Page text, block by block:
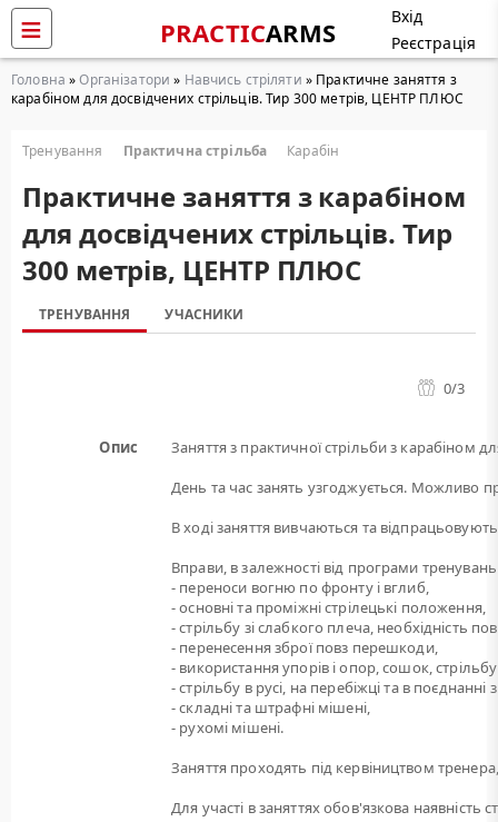
PRACTICARMS
Вхід
Реєстрація
Головна »Організатори » Навчись стріляти » Практичне заняття з
карабіном для досвідчених стрільців. Тир 300 метрів, ЦЕНТР ПЛЮС
Тренування Практична стрільба Карабін
Практичне заняття з карабіном
для досвідчених стрільців. Тир
300 метрів, ЦЕНТР ПЛЮС
ТРЕНУВАННЯ УЧАСНИКИ
0/3
Опис
Заняття з практичної стрільби з карабіном
День та час занять узгоджується. Можливо
В ході заняття вивчаються та
Вправи, в залежності від програми
- переноси вогню по фронту і вглиб,
- основні та проміжні стрілецькі положення,
- стрільбу зі слабкого плеча, необхідність
- перенесення зброї повз перешкоди,
- використання упорів і опор, сошок,
- стрільбу в русі, на перебіжці та в
- складні та штрафні мішені,
- рухомі мішені.
Заняття проходять під кервіництвом
Для участі в заняттях обов'язкова наявність